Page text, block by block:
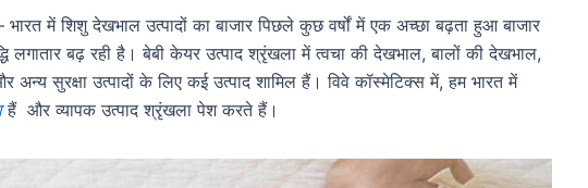
में शिशु देखभाल उत्पादों का बाजार पिछले कुछ वर्षों में एक अच्छा बढ़ता हुआ बाजार
लगातार बढ़ रही है। बेबी केयर उत्पाद श्रृंखला में त्वचा की देखभाल, बालों की देखभाल,
अन्य सुरक्षा उत्पादों के लिए कई उत्पाद शामिल हैं। विवे कॉस्मेटिक्स में, हम भारत में
हैं और व्यापक उत्पाद श्रृंखला पेश करते हैं।